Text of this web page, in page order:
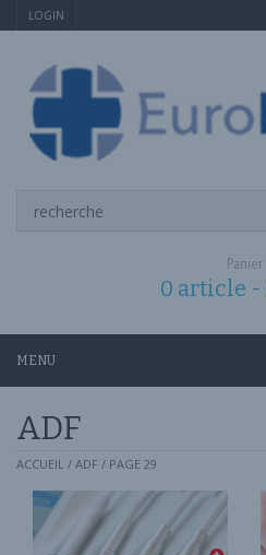
LOGIN
Panier
0 article -
MENU
ADF
ACCUEIL / ADF / PAGE 29